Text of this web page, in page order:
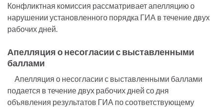
Конфликтная комиссия рассматривает апелляцию о
нарушении установленного порядка ГИА в течение двух
рабочих дней.
Апелляция о несогласии с выставленными
баллами
Апелляция о несогласии с выставленными баллами
подается в течение двух рабочих дней со дня
объявления результатов ГИА по соответствующему